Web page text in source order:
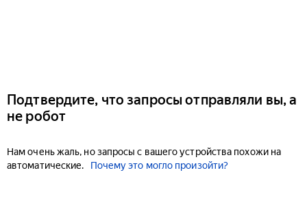
Подтвердите, что запросы отправляли вы, а
не робот
Нам очень жаль, но запросы с вашего устройства похожи на
автоматические.
Почему это могло произойти?